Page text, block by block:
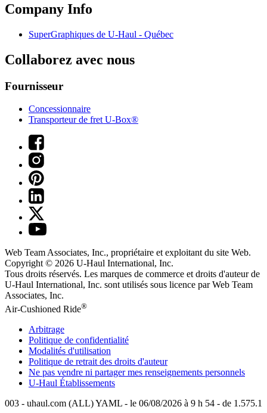
Company Info
SuperGraphiques de U-Haul - Québec
Collaborez avec nous
Fournisseur
Concessionnaire
Transporteur de fret U-Box®
Web Team Associates, Inc., propriétaire et exploitant du site Web.
Copyright © 2026 U-Haul International, Inc.
Tous droits réservés. Les marques de commerce et droits d'auteur de
U-Haul International, Inc. sont utilisés sous licence par Web Team
Associates, Inc.
Air-Cushioned Ride®
Arbitrage
Politique de confidentialité
Modalités d'utilisation
Politique de retrait des droits d'auteur
Ne pas vendre ni partager mes renseignements personnels
U-Haul Établissements
003 - uhaul.com (ALL) YAML - le 06/08/2026 à 9 h 54 - de 1.575.1